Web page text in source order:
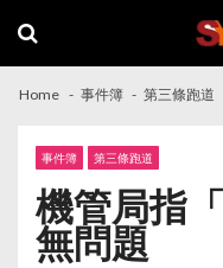
navigation
content
Home 事件簿 第三條跑道
事件簿 第三條跑道
機管局指
無問題